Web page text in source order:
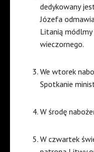
dedykowany
Józefa
Litanią módlmy
wieczornego.
We wtorek
Spotkanie
W środę
W czwartek